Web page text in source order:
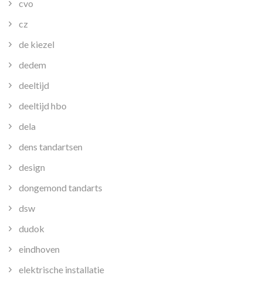
cvo
cz
de kiezel
dedem
deeltijd
deeltijd hbo
dela
dens tandartsen
design
dongemond tandarts
dsw
dudok
eindhoven
elektrische installatie